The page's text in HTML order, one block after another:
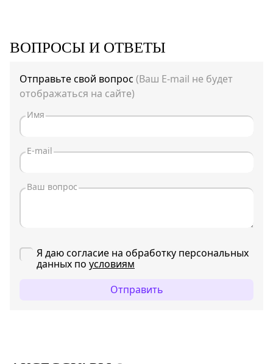
ВОПРОСЫ И ОТВЕТЫ
Отправьте свой вопрос (Ваш E-mail не будет
отображаться на сайте)
Я даю согласие на обработку персональных
данных по условиям
Отправить